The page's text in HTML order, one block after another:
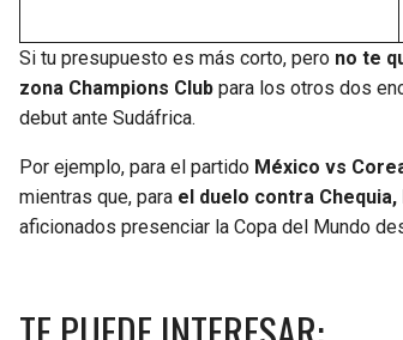
Si tu presupuesto es más corto, pero no te
zona Champions Club para los otros dos
debut ante Sudáfrica.
Por ejemplo, para el partido México vs
mientras que, para el duelo contra
aficionados presenciar la Copa del Mundo